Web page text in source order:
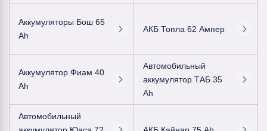
Аккумуляторы Бош 65
Ah
АКБ Топла 62 Ампер
Аккумулятор Фиам 40
Ah
Автомобильный
аккумулятор ТАБ 35
Ah
Автомобильный